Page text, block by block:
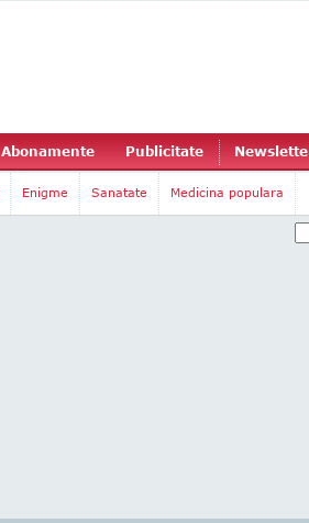
Abonamente Publicitate
Enigme Sanatate Medicina populara